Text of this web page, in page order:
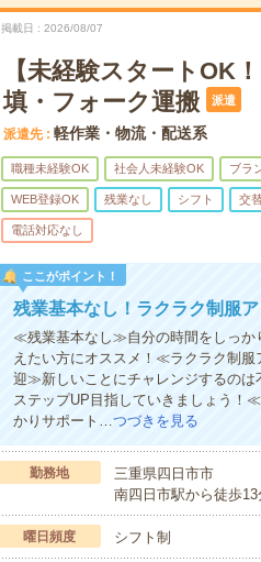
掲載日 2026/08/07
【未経験スタートOK
填・フォーク運搬
派遣
派遣先 軽作業・物流・配送系
職種未経験OK 社会人未経験OK ブラ
WEB登録OK 残業なし シフト 交
電話対応なし
ここがポイント！
残業基本なし！ラクラク制服ア
≪残業基本なし≫自分の時間をしっか
えたい方にオススメ！≪ラクラク制
迎≫新しいことにチャレンジするのは
ステップUP目指していきましょう！
かりサポート…つづきを見る
勤務地
三重県四日市市
南四日市駅から徒歩13
曜日頻度 シフト制